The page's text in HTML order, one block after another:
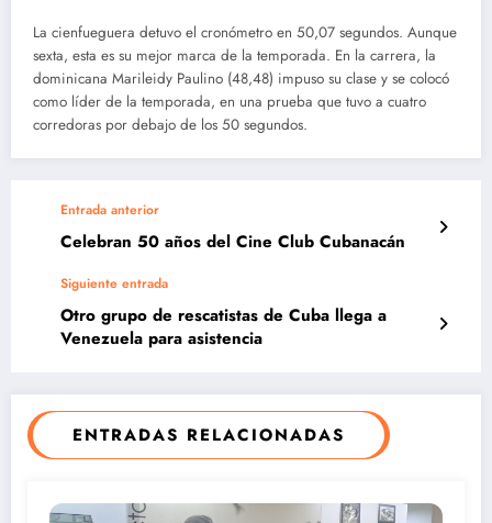
La cienfueguera detuvo el cronómetro en 50,07 segundos. Aunque
sexta, esta es su mejor marca de la temporada. En la carrera, la
dominicana Marileidy Paulino (48,48) impuso su clase y se colocó
como líder de la temporada, en una prueba que tuvo a cuatro
corredoras por debajo de los 50 segundos.
Entrada anterior
Celebran 50 años del Cine Club Cubanacán
Siguiente entrada
Otro grupo de rescatistas de Cuba llega a
Venezuela para asistencia
ENTRADAS RELACIONADAS